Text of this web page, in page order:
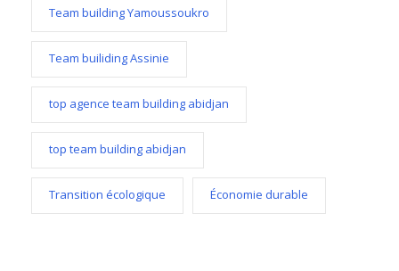
Team building Yamoussoukro
Team builiding Assinie
top agence team building abidjan
top team building abidjan
Transition écologique Économie durable